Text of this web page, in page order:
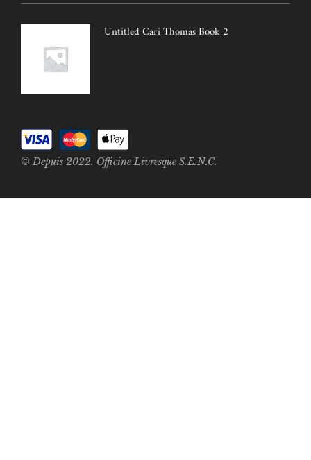
Untitled Cari Thomas Book 2
© Depuis 2022. Officine Livresque S.E.N.C.